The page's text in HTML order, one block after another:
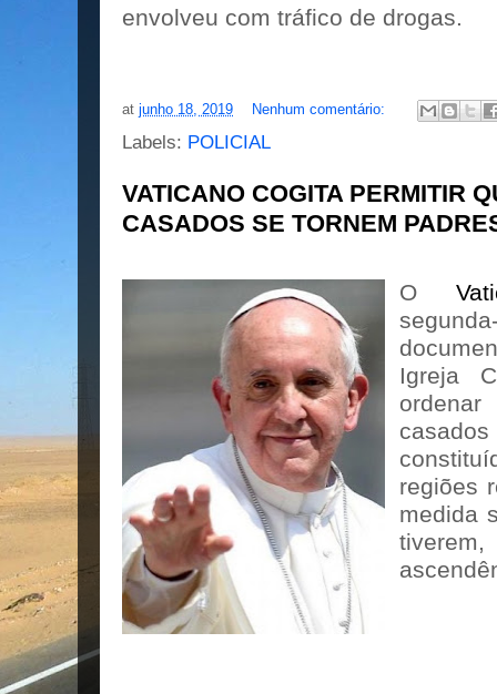
envolveu com tráfico de drogas.
at junho 18, 2019 Nenhum comentário:
Labels: POLICIAL
VATICANO COGITA PERMITIR
CASADOS SE TORNEM
O
Igreja
regiões
medida